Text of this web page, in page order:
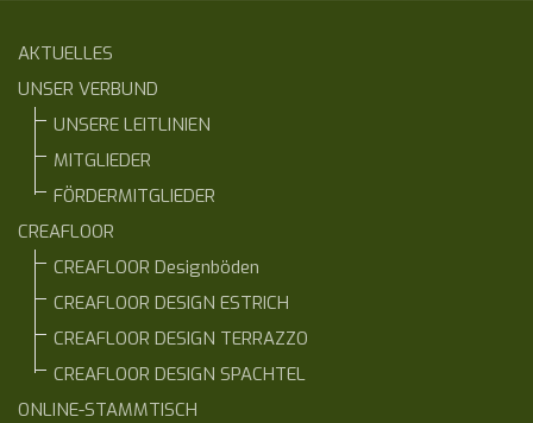
AKTUELLES
UNSER VERBUND
UNSERE LEITLINIEN
MITGLIEDER
FÖRDERMITGLIEDER
CREAFLOOR
CREAFLOOR Designböden
CREAFLOOR DESIGN ESTRICH
CREAFLOOR DESIGN TERRAZZO
CREAFLOOR DESIGN SPACHTEL
ONLINE-STAMMTISCH